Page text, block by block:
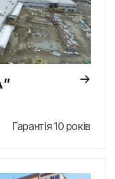
Гарантія 10 років